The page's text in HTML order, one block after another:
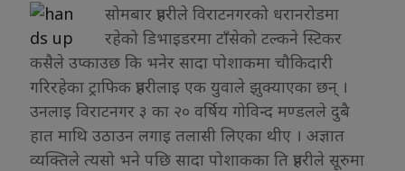
सोमबार प्रहरीले विराटनगरको धरानरोडमा
रहेको डिभाइडरमा टाँसेको टल्कने स्टिकर
कसैले उप्काउछ कि भनेर सादा पोशाकमा चौकिदारी
गरिरहेका ट्राफिक प्रहरीलाइ एक युवाले झुक्याएका छन् ।
उनलाइ विराटनगर ३ का २० वर्षिय गोविन्द मण्डलले दुबै
हात माथि उठाउन लगाइ तलासी लिएका थीए । अज्ञात
व्यक्तिले त्यसो भने पछि सादा पोशाकका ति प्रहरीले सूरुमा